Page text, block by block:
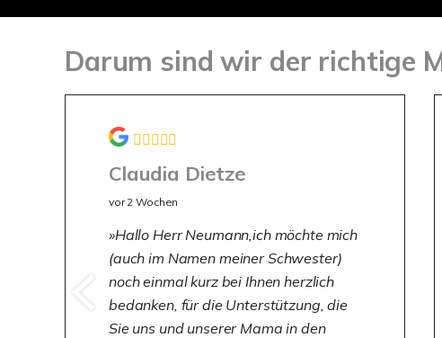
Darum sind wir der richtige
Claudia Dietze
vor 2 Wochen
Hallo Herr Neumann,ich möchte mich
(auch im Namen meiner Schwester)
noch einmal kurz bei Ihnen herzlich
bedanken, für die Unterstützung, die
Sie uns und unserer Mama in den